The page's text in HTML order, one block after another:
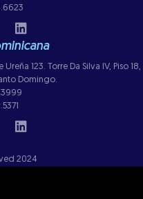
123. Torre Da Silva IV, Piso 18,
Domingo.
2024